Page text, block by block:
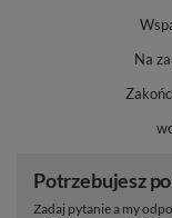
Na
Potrzebujesz
Zadaj pytanie a my